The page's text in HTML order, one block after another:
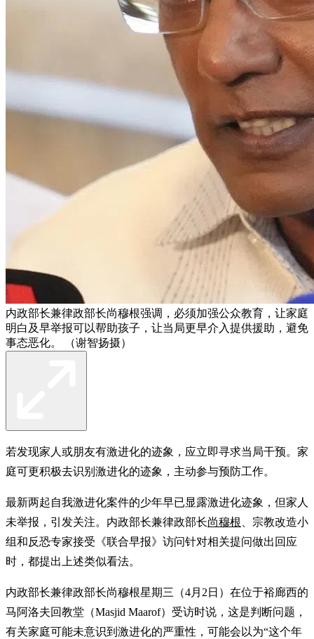
内政部长兼律政部长尚穆根强调，必须加强公众教育，让家庭
明白及早举报可以帮助孩子，让当局更早介入提供援助，避免
事态恶化。 （谢智扬摄）
若发现家人或朋友有激进化的迹象，应立即寻求当局干预。家
庭可更积极去识别激进化的迹象，主动参与预防工作。
最新两起自我激进化案件的少年早已显露激进化迹象，但家人
未举报，引发关注。内政部长兼律政部长尚穆根 、宗教改造小
组和反恐专家接受《联合早报》访问针对相关提问做出回应
时，都提出上述类似看法。
内政部长兼律政部长尚穆根星期三（4月2日）在位于裕廊西的
马阿洛夫回教堂（Masjid Maarof）受访时说，这是判断问题，
有关家庭可能未意识到激进化的严重性，可能会以为“这个年